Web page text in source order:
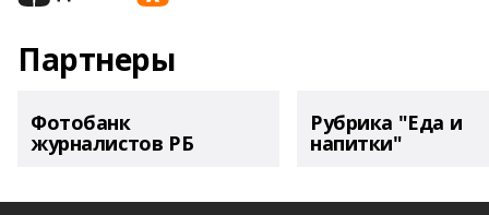
Партнеры
Фотобанк
журналистов РБ
Рубрика "Еда и
напитки"